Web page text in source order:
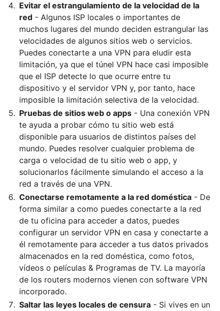
Evitar el estrangulamiento de la velocidad de la
red - Algunos ISP locales o importantes de
muchos lugares del mundo deciden estrangular las
velocidades de algunos sitios web o servicios.
Puedes conectarte a una VPN para eludir esta
limitación, ya que el túnel VPN hace casi imposible
que el ISP detecte lo que ocurre entre tu
dispositivo y el servidor VPN y, por tanto, hace
imposible la limitación selectiva de la velocidad.
Pruebas de sitios web o apps - Una conexión VPN
te ayuda a probar cómo tu sitio web está
disponible para usuarios de distintos países del
mundo. Puedes resolver cualquier problema de
carga o velocidad de tu sitio web o app, y
solucionarlos fácilmente simulando el acceso a la
red a través de una VPN.
Conectarse remotamente a la red doméstica - De
forma similar a como puedes conectarte a la red
de tu oficina para acceder a datos, puedes
configurar un servidor VPN en casa y conectarte a
él remotamente para acceder a tus datos privados
almacenados en la red doméstica, como fotos,
vídeos o películas & Programas de TV. La mayoría
de los routers modernos vienen con software VPN
incorporado.
Saltar las leyes locales de censura - Si vives en un